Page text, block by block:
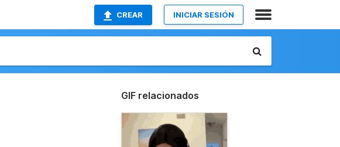
CREAR INICIAR SESIÓN
GIF relacionados